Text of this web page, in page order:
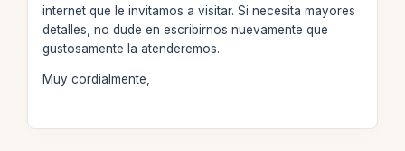
internet que le invitamos a visitar. Si necesita mayores
detalles, no dude en escribirnos nuevamente que
gustosamente la atenderemos.
Muy cordialmente,